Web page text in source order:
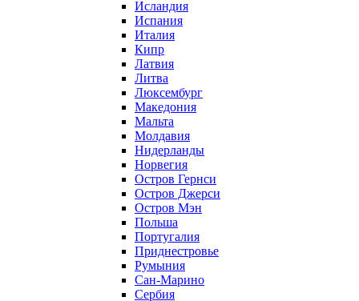
Исландия
Испания
Италия
Кипр
Латвия
Литва
Люксембург
Македония
Мальта
Молдавия
Нидерланды
Норвегия
Остров Гернси
Остров Джерси
Остров Мэн
Польша
Португалия
Приднестровье
Румыния
Сан-Марино
Сербия